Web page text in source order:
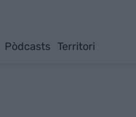
Pòdcasts Territori